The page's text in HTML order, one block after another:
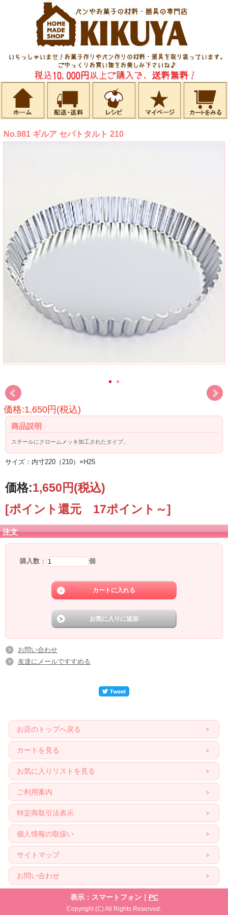
No.981 ギルア セパトタルト 210
価格:1,650円(税込)
商品説明
スチールにクロームメッキ加工されたタイプ。
サイズ：内寸220（210）×H25
価格:1,650円(税込)
[ポイント還元 17ポイント～]
注文
購入数： 個
お問い合わせ
友達にメールですすめる
お店のトップへ戻る
カートを見る
お気に入りリストを見る
ご利用案内
特定商取引法表示
個人情報の取扱い
サイトマップ
お問い合わせ
表示：スマートフォン｜ PC
Copyright (C) All Rights Reserved.